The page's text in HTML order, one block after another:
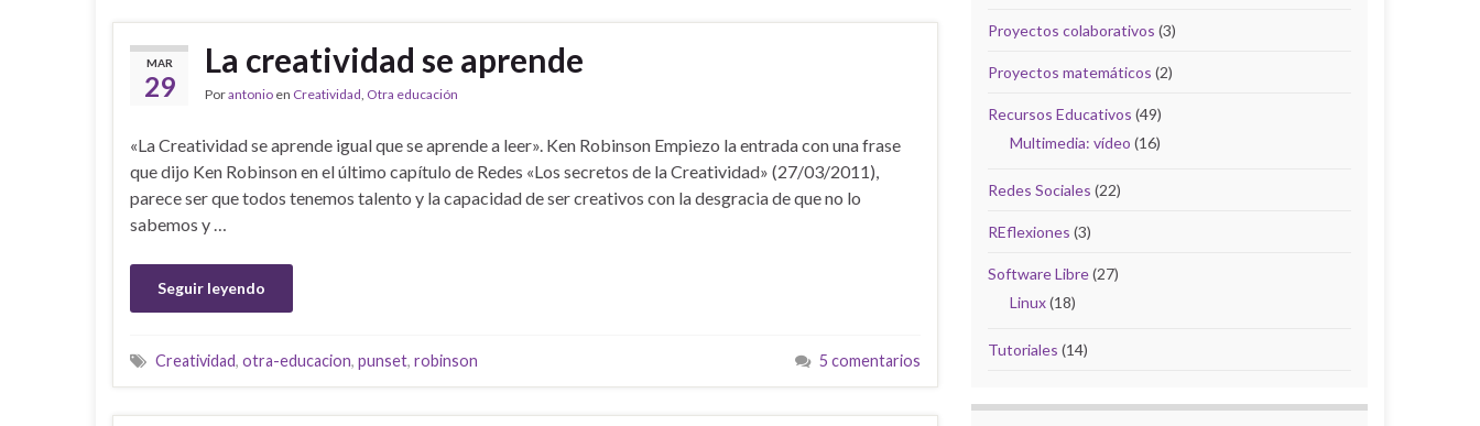
MAR
29
La creatividad se aprende
Porantonio en Creatividad Otra educación
«La Creatividad se aprende igual que se aprende a leer». Ken Robinson Empiezo la entrada con una frase
que dijo Ken Robinson en el último capítulo de Redes «Los secretos de la Creatividad» (27/03/2011),
parece ser que todos tenemos talento y la capacidad de ser creativos con la desgracia de que no lo
sabemos y …
Seguir leyendo
Creatividad, otra-educacion, punset, robinson 5 comentarios
Proyectos colaborativos (3)
Proyectos matemáticos (2)
Recursos Educativos (49)
Multimedia: vídeo (16)
Redes Sociales (22)
REflexiones (3)
Software Libre(27)
Linux(18)
Tutoriales (14)